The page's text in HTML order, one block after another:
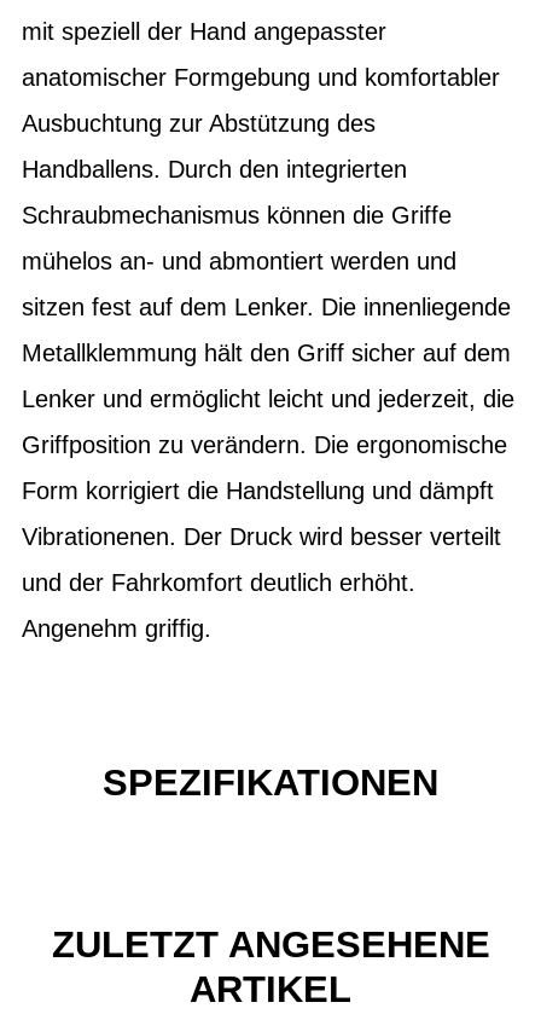
mit speziell der Hand angepasster
anatomischer Formgebung und komfortabler
Ausbuchtung zur Abstützung des
Handballens. Durch den integrierten
Schraubmechanismus können die Griffe
mühelos an- und abmontiert werden und
sitzen fest auf dem Lenker. Die innenliegende
Metallklemmung hält den Griff sicher auf dem
Lenker und ermöglicht leicht und jederzeit, die
Griffposition zu verändern. Die ergonomische
Form korrigiert die Handstellung und dämpft
Vibrationenen. Der Druck wird besser verteilt
und der Fahrkomfort deutlich erhöht.
Angenehm griffig.
SPEZIFIKATIONEN
ZULETZT ANGESEHENE
ARTIKEL